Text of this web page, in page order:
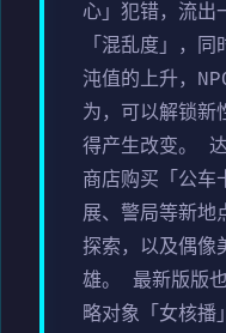
心」犯错，流出
「混乱度」，
沌值的上升，
为，可以解锁新
得产生改变。
商店购买「公
展、警局等新地
探索，以及偶像
雄。 最新版版
略对象「女核